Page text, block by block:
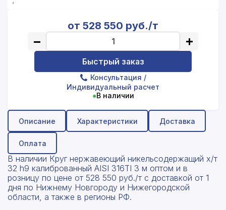
от 528 550 руб./т
− +
Быстрый заказ
Консультация /
Индивидуальный расчет
●В наличии
Описание Характеристики Доставка
Оплата
В наличии Круг нержавеющий никельсодержащий х/т
32 h9 калиброванный AISI 316TI 3 м оптом и в
розницу по цене от 528 550 руб./т с доставкой от 1
дня по Нижнему Новгороду и Нижегородской
области, а также в регионы РФ.